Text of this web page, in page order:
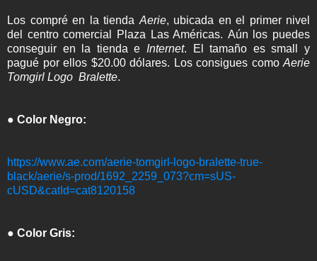
Los compré en la tienda Aerie, ubicada en el primer nivel
del centro comercial Plaza Las Américas. Aún los puedes
conseguir en la tienda e Internet. El tamaño es small y
pagué por ellos $20.00 dólares. Los consigues como Aerie
Tomgirl Logo Bralette.
● Color Negro:
https://www.ae.com/aerie-tomgirl-logo-bralette-true-
black/aerie/s-prod/1692_2259_073?cm=sUS-
cUSD&catId=cat8120158
● Color Gris: